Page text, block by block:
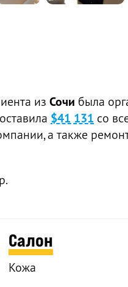
из Сочи была
$41 131 со
а также
Салон
Кожа